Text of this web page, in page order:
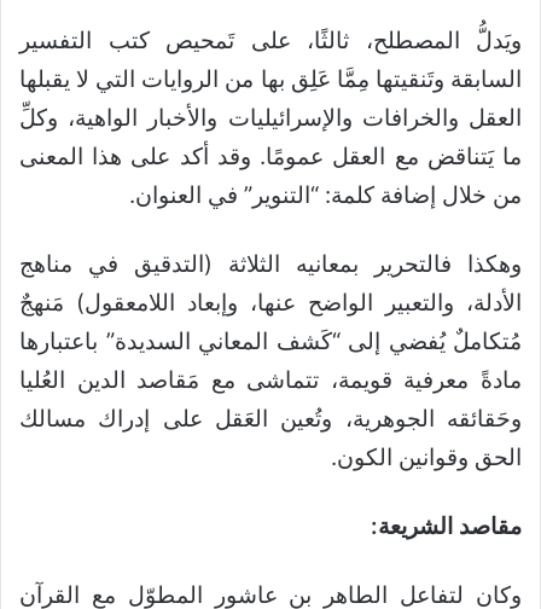
ويَدلُّ المصطلح، ثالثًا، على تَمحيص كتب التفسير
السابقة وتَنقيتها مِمَّا عَلِق بها من الروايات التي لا يقبلها
العقل والخرافات والإسرائيليات والأخبار الواهية، وكلِّ
ما يَتناقض مع العقل عمومًا. وقد أكد على هذا المعنى
من خلال إضافة كلمة: “التنوير” في العنوان.
وهكذا فالتحرير بمعانيه الثلاثة (التدقيق في مناهج
الأدلة، والتعبير الواضح عنها، وإبعاد اللامعقول) مَنهجٌ
مُتكاملٌ يُفضي إلى “كَشف المعاني السديدة” باعتبارها
مادةً معرفية قويمة، تتماشى مع مَقاصد الدين العُليا
وحَقائقه الجوهرية، وتُعين العَقل على إدراك مسالك
الحق وقوانين الكون.
مقاصد الشريعة:
وكان لتفاعل الطاهر بن عاشور المطوّل مع القرآن